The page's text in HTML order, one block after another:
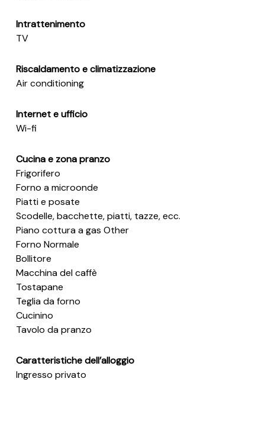
Intrattenimento
TV
Riscaldamento e climatizzazione
Air conditioning
Internet e ufficio
Wi-fi
Cucina e zona pranzo
Frigorifero
Forno a microonde
Piatti e posate
Scodelle, bacchette, piatti, tazze, ecc.
Piano cottura a gas Other
Forno Normale
Bollitore
Macchina del caffè
Tostapane
Teglia da forno
Cucinino
Tavolo da pranzo
Caratteristiche dell’alloggio
Ingresso privato